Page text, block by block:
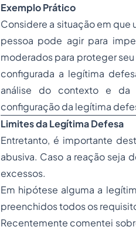
Exemplo Prático
Considere a situação em que
pessoa pode agir para
moderados para proteger
configurada a legítima
análise do contexto e da
configuração da legítima
Limites da Legítima Defesa
Entretanto, é importante
abusiva. Caso a reação seja
excessos.
Em hipótese alguma a
preenchidos todos os
Recentemente comentei